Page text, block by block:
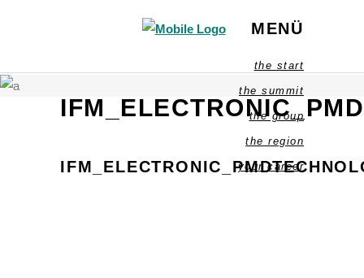
MENÜ
the start
the summit
the group
the region
your career